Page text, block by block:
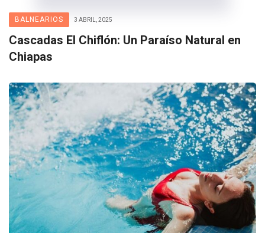
BALNEARIOS 3 ABRIL, 2025
Cascadas El Chiflón: Un Paraíso Natural en
Chiapas